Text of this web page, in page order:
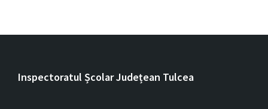
Inspectoratul Școlar Județean Tulcea